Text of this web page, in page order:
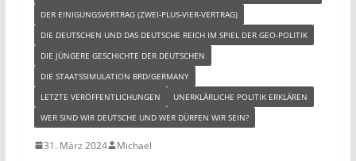
DER EINIGUNGSVERTRAG (ZWEI-PLUS-VIER-VERTRAG)
DIE DEUTSCHEN UND DAS DEUTSCHE REICH IM SPIEL DER GEO-POLITIK
DIE JÜNGERE GESCHICHTE DER DEUTSCHEN
DIE STAATSSIMULATION BRD/GERMANY
LETZTE VERÖFFENTLICHUNGEN
UNERKLÄRLICHE POLITIK ERKLÄREN
WER SIND WIR DEUTSCHE UND WER DÜRFEN WIR SEIN?
31. März 2024 Michael